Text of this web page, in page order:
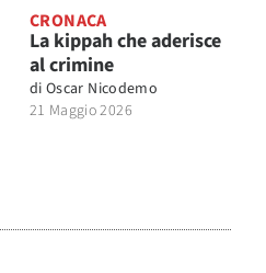
CRONACA
La kippah che aderisce
al crimine
di Oscar Nicodemo
21 Maggio 2026